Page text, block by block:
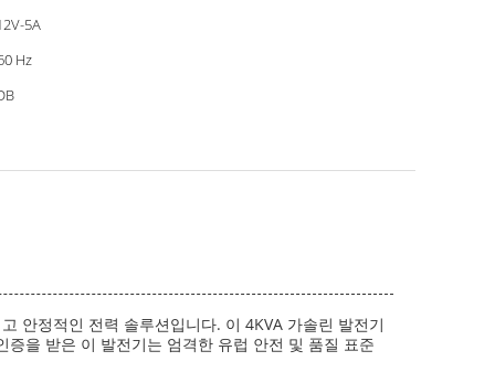
5A
Hz
안정적인 전력 솔루션입니다. 이 4KVA 가솔린 발전기
을 받은 이 발전기는 엄격한 유럽 안전 및 품질 표준